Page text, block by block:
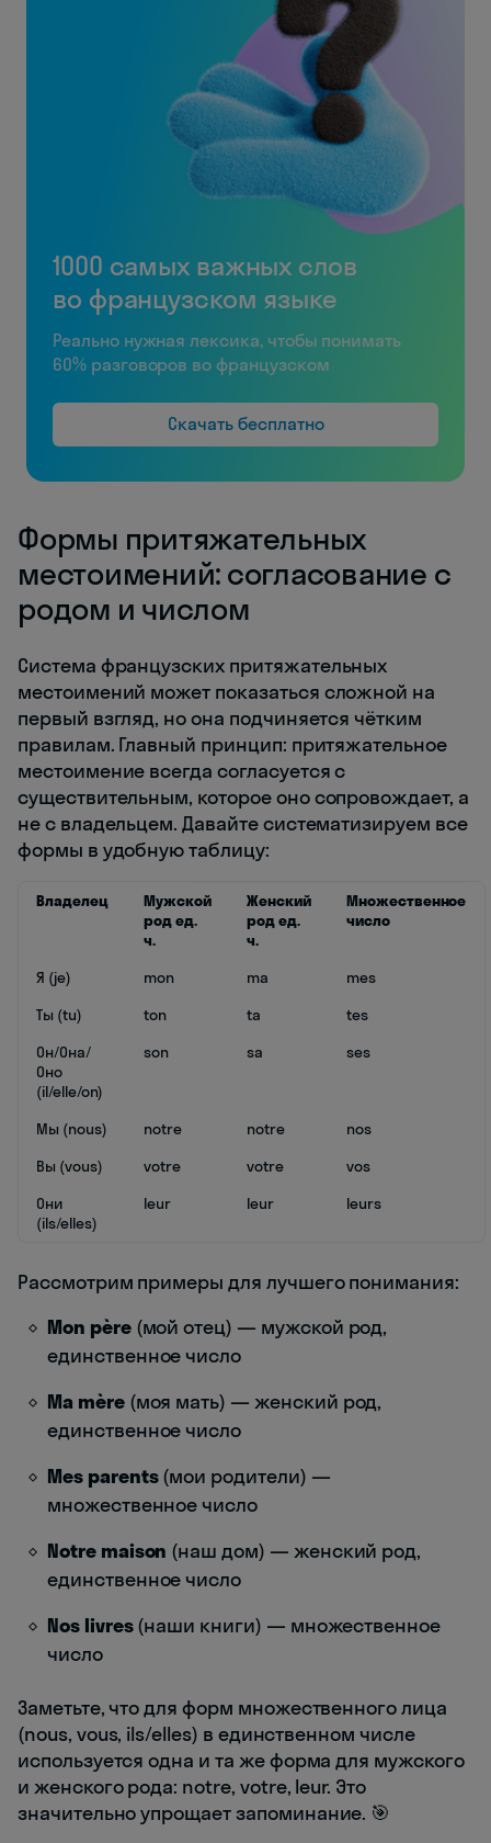
1000 самых важных слов
во французском языке
Реально нужная лексика, чтобы понимать
60% разговоров во французском
Скачать бесплатно
Формы притяжательных
местоимений: согласование с
родом и числом
Система французских притяжательных
местоимений может показаться сложной на
первый взгляд, но она подчиняется чётким
правилам. Главный принцип: притяжательное
местоимение всегда согласуется с
существительным, которое оно сопровождает, а
не с владельцем. Давайте систематизируем все
формы в удобную таблицу:
Владелец
Мужской
род ед.
ч.
Женский
род ед.
ч.
Множественное
число
Я (je) mon ma
mes
Ты (tu)
ton ta
tes
Он/Она/
Оно
(il/elle/on)
son sa ses
Мы (nous) notre notre
nos
Вы (vous)
votre votre
vos
Они
(ils/elles)
leur leur leurs
Рассмотрим примеры для лучшего понимания:
Mon père(мой отец) — мужской род,
единственное число
Ma mère(моя мать) — женский род,
единственное число
Mes parents(мои родители) —
множественное число
Notre maison (наш дом) — женский род,
единственное число
Nos livres(наши книги) — множественное
число
Заметьте, что для форм множественного лица
(nous, vous, ils/elles) в единственном числе
используется одна и та же форма для мужского
и женского рода: notre, votre, leur. Это
значительно упрощает запоминание. 🎯